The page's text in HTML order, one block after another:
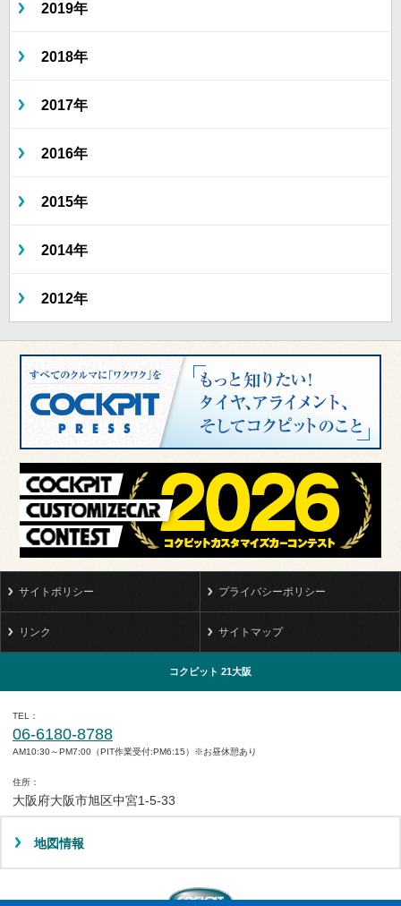
2019年
2018年
2017年
2016年
2015年
2014年
2012年
サイトポリシー プライバシーポリシー
リンク サイトマップ
コクピット 21大阪
TEL
06-6180-8788
AM10:30～PM7:00（PIT作業受付:PM6:15）※お昼休憩あり
住所
大阪府大阪市旭区中宮1-5-33
地図情報